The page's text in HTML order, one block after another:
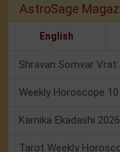
AstroSage
English
Tarot Weekly